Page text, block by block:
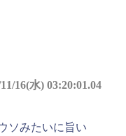
16(水) 03:20:01.04
ソみたいに旨い